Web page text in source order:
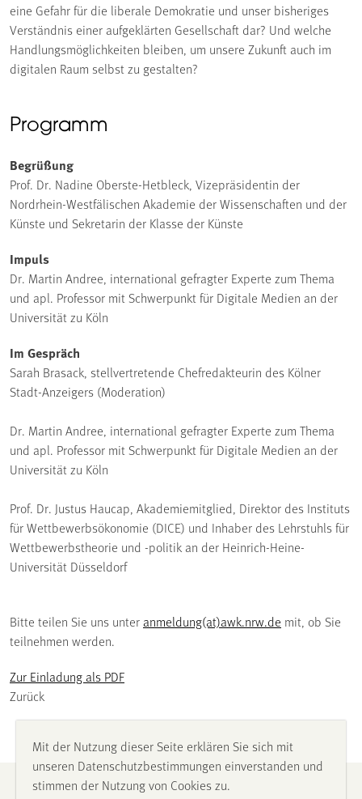
eine Gefahr für die liberale Demokratie und unser bisheriges
Verständnis einer aufgeklärten Gesellschaft dar? Und welche
Handlungsmöglichkeiten bleiben, um unsere Zukunft auch im
digitalen Raum selbst zu gestalten?
Programm
Begrüßung
Prof. Dr. Nadine Oberste-Hetbleck, Vizepräsidentin der
Nordrhein-Westfälischen Akademie der Wissenschaften und der
Künste und Sekretarin der Klasse der Künste
Impuls
Dr. Martin Andree, international gefragter Experte zum Thema
und apl. Professor mit Schwerpunkt für Digitale Medien an der
Universität zu Köln
Im Gespräch
Sarah Brasack, stellvertretende Chefredakteurin des Kölner
Stadt-Anzeigers (Moderation)
Dr. Martin Andree, international gefragter Experte zum Thema
und apl. Professor mit Schwerpunkt für Digitale Medien an der
Universität zu Köln
Prof. Dr. Justus Haucap, Akademiemitglied, Direktor des Instituts
für Wettbewerbsökonomie (DICE) und Inhaber des Lehrstuhls für
Wettbewerbstheorie und -politik an der Heinrich-Heine-
Universität Düsseldorf
Bitte teilen Sie uns unter anmeldung(at)awk.nrw.de mit, ob Sie
teilnehmen werden.
Zur Einladung als PDF
Zurück
Impressum
Mit der Nutzung dieser Seite erklären Sie sich mit
unseren Datenschutzbestimmungen einverstanden und
stimmen der Nutzung von Cookies zu.